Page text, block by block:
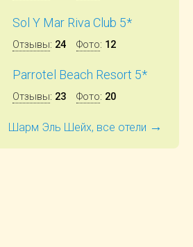
Sol Y Mar Riva Club 5*
Отзывы: 24 Фото: 12
Parrotel Beach Resort 5*
Отзывы: 23 Фото: 20
Шарм Эль Шейх, все отели →